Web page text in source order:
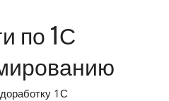
по 1С
1С